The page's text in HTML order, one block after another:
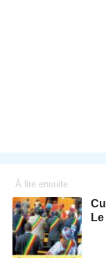
À lire ensuite